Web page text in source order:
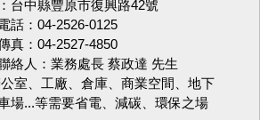
台中縣豐原市復興路42號
話：04-2526-0125
真：04-2527-4850
絡人：業務處長 蔡政達 先生
室、工廠、倉庫、商業空間、地下
場...等需要省電、減碳、環保之場